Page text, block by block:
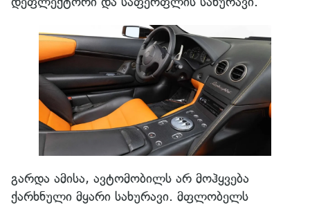
გარდა ამისა, ავტომობილს არ მოჰყვება
ქარხნული მყარი სახურავი. მფლობელს